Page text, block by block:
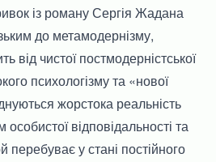
із роману Сергія Жадана
до метамодернізму,
від чистої постмодерністської
психологізму та «нової
жорстока реальність
відповідальності та
перебуває у стані постійного